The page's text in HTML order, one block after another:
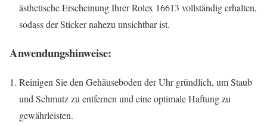
ästhetische Erscheinung Ihrer Rolex 16613 vollständig erhalten,
sodass der Sticker nahezu unsichtbar ist.
Anwendungshinweise:
Reinigen Sie den Gehäuseboden der Uhr gründlich, um Staub
und Schmutz zu entfernen und eine optimale Haftung zu
gewährleisten.